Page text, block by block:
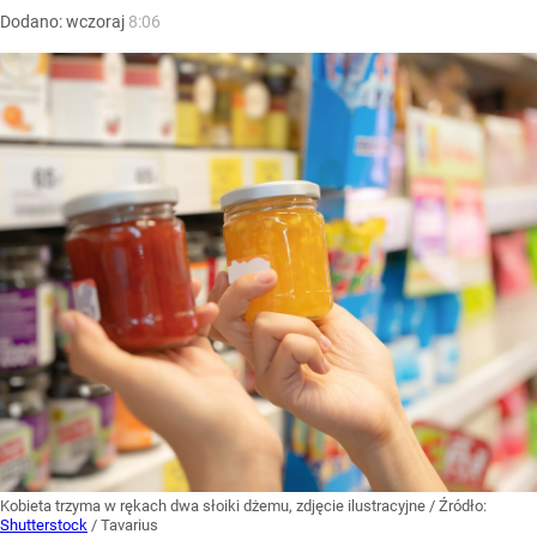
Dodano:wczoraj 8:06
Kobieta trzyma w rękach dwa słoiki dżemu, zdjęcie ilustracyjne / Źródło:
Shutterstock / Tavarius